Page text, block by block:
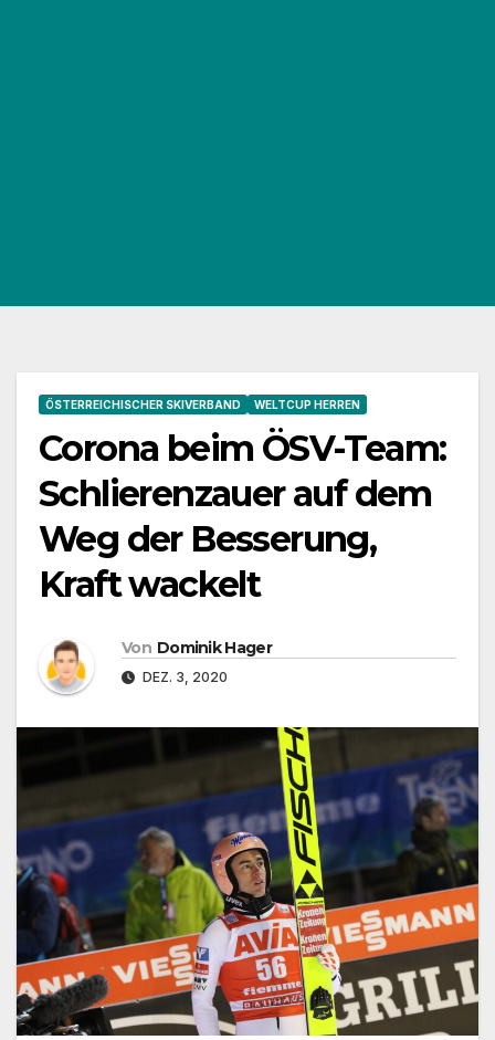
ÖSTERREICHISCHER SKIVERBAND WELTCUP HERREN
Corona beim ÖSV-Team:
Schlierenzauer auf dem
Weg der Besserung,
Kraft wackelt
Von Dominik Hager
DEZ. 3, 2020